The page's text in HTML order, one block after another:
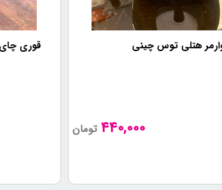
هتلی توس چینی
440,000 تومان
قوری